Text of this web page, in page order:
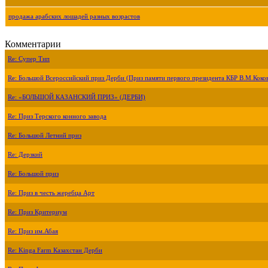
продажа арабских лошадей разных возрастов
Комментарии
Re: Супер Тип
Re: Большой Всероссийский приз Дерби (Приз памяти первого президента КБР
Re: «БОЛЬШОЙ КАЗАНСКИЙ ПРИЗ» (ДЕРБИ)
Re: Приз Терского конного завода
Re: Большой Летний приз
Re: Дерзкий
Re: Большой приз
Re: Приз в честь жеребца Арт
Re: Приз Критериум
Re: Приз им.Абая
Re: Kinga Farm Казахстан Дерби